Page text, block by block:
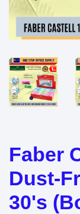
Faber
Dust-
30's